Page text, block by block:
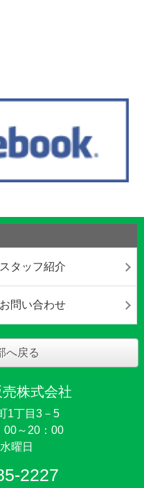
スタッフ紹介
お問い合わせ
へ戻る
株式会社
1丁目3－5
00～20：00
曜日
2227